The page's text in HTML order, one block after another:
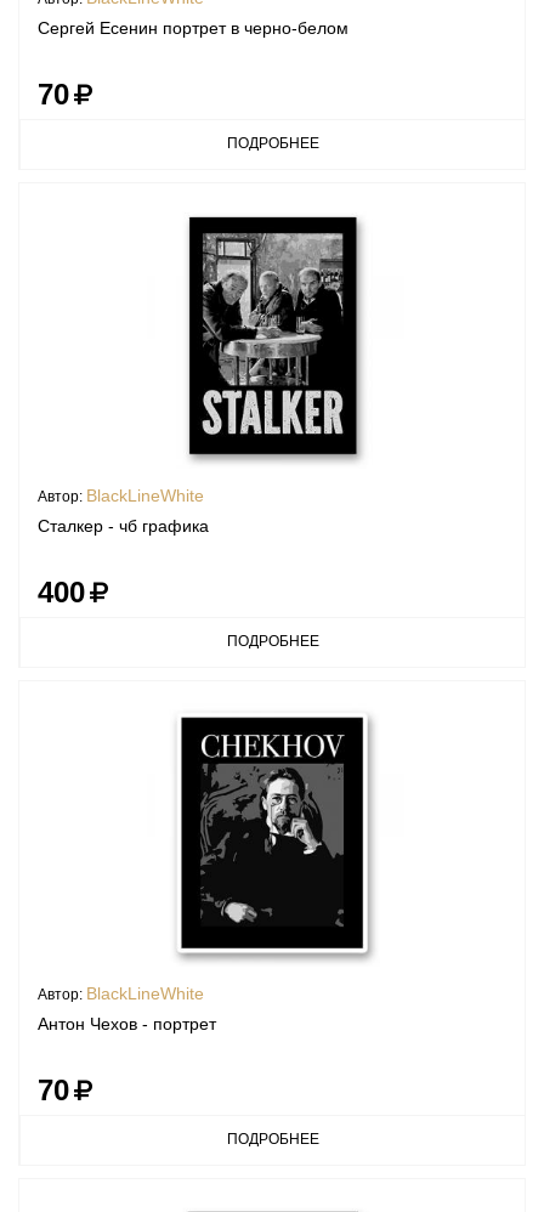
Сергей Есенин портрет в черно-белом
70
ПОДРОБНЕЕ
Автор: BlackLineWhite
Сталкер - чб графика
400
ПОДРОБНЕЕ
Автор: BlackLineWhite
Антон Чехов - портрет
70
ПОДРОБНЕЕ